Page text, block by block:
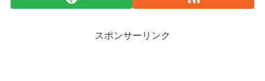
スポンサーリンク